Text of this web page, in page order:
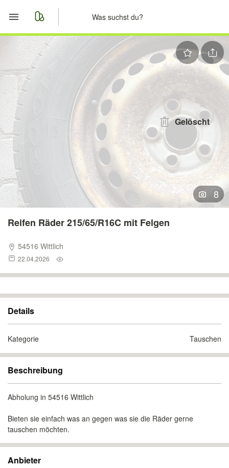
Start
Merkliste
Nachrichten
Anzeige aufgeben
Gelöscht
8
Reifen Räder 215/65/R16C mit Felgen
54516 Wittlich
22.04.2026
Details
Kategorie Tauschen
Beschreibung
Abholung in 54516 Wittlich
Bieten sie einfach was an gegen was sie die Räder gerne
tauschen möchten.
Anbieter